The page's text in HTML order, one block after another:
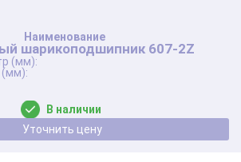
шарикоподшипник 607-2Z
В наличии
Уточнить цену